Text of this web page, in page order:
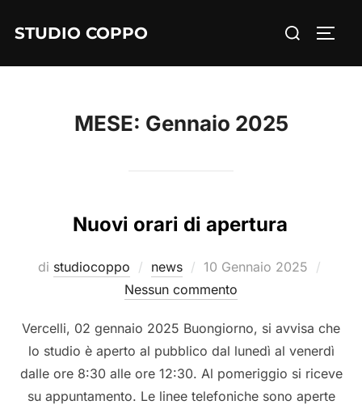
STUDIO COPPO
MESE: Gennaio 2025
Nuovi orari di apertura
di studiocoppo news
10 Gennaio 2025
Nessun commento
Vercelli, 02 gennaio 2025 Buongiorno, si avvisa che
lo studio è aperto al pubblico dal lunedì al venerdì
dalle ore 8:30 alle ore 12:30. Al pomeriggio si riceve
su appuntamento. Le linee telefoniche sono aperte